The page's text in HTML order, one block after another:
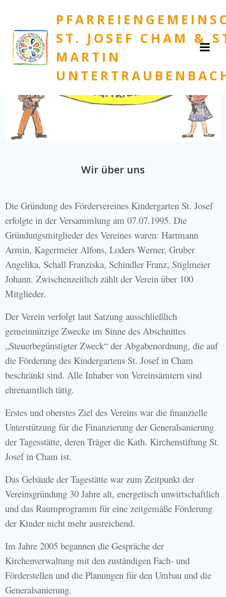
Inhalt
ST. JOSEF CHAM &
MARTIN
Wir über uns
Die Gründung des Fördervereines Kindergarten St. Josef
erfolgte in der Versammlung am 07.07.1995. Die
Gründungsmitglieder des Vereines waren: Hartmann
Armin, Kagermeier Alfons, Loders Werner, Gruber
Angelika, Schall Franziska, Schindler Franz, Stiglmeier
Johann. Zwischenzeitlich zählt der Verein über 100
Mitglieder.
Der Verein verfolgt laut Satzung ausschließlich
gemeinnützige Zwecke im Sinne des Abschnittes
„Steuerbegünstigter Zweck“ der Abgabenordnung, die auf
die Förderung des Kindergartens St. Josef in Cham
beschränkt sind. Alle Inhaber von Vereinsämtern sind
ehrenamtlich tätig.
Erstes und oberstes Ziel des Vereins war die finanzielle
Unterstützung für die Finanzierung der Generalsanierung
der Tagesstätte, deren Träger die Kath. Kirchenstiftung St.
Josef in Cham ist.
Das Gebäude der Tagestätte war zum Zeitpunkt der
Vereinsgründung 30 Jahre alt, energetisch unwirtschaftlich
und das Raumprogramm für eine zeitgemäße Förderung
der Kinder nicht mehr ausreichend.
Im Jahre 2005 begannen die Gespräche der
Kirchenverwaltung mit den zuständigen Fach- und
Förderstellen und die Planungen für den Umbau und die
Generalsanierung.